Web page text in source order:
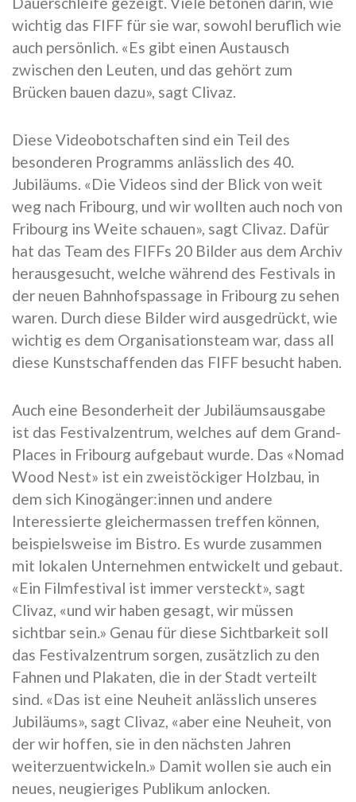
wichtig das FIFF für sie war, sowohl beruflich wie
auch persönlich. «Es gibt einen Austausch
zwischen den Leuten, und das gehört zum
Brücken bauen dazu», sagt Clivaz.
Diese Videobotschaften sind ein Teil des
besonderen Programms anlässlich des 40.
Jubiläums. «Die Videos sind der Blick von weit
weg nach Fribourg, und wir wollten auch noch von
Fribourg ins Weite schauen», sagt Clivaz. Dafür
hat das Team des FIFFs 20 Bilder aus dem Archiv
herausgesucht, welche während des Festivals in
der neuen Bahnhofspassage in Fribourg zu sehen
waren. Durch diese Bilder wird ausgedrückt, wie
wichtig es dem Organisationsteam war, dass all
diese Kunstschaffenden das FIFF besucht haben.
Auch eine Besonderheit der Jubiläumsausgabe
ist das Festivalzentrum, welches auf dem Grand-
Places in Fribourg aufgebaut wurde. Das «Nomad
Wood Nest» ist ein zweistöckiger Holzbau, in
dem sich Kinogänger:innen und andere
Interessierte gleichermassen treffen können,
beispielsweise im Bistro. Es wurde zusammen
mit lokalen Unternehmen entwickelt und gebaut.
«Ein Filmfestival ist immer versteckt», sagt
Clivaz, «und wir haben gesagt, wir müssen
sichtbar sein.» Genau für diese Sichtbarkeit soll
das Festivalzentrum sorgen, zusätzlich zu den
Fahnen und Plakaten, die in der Stadt verteilt
sind. «Das ist eine Neuheit anlässlich unseres
Jubiläums», sagt Clivaz, «aber eine Neuheit, von
der wir hoffen, sie in den nächsten Jahren
weiterzuentwickeln.» Damit wollen sie auch ein
neues, neugieriges Publikum anlocken.